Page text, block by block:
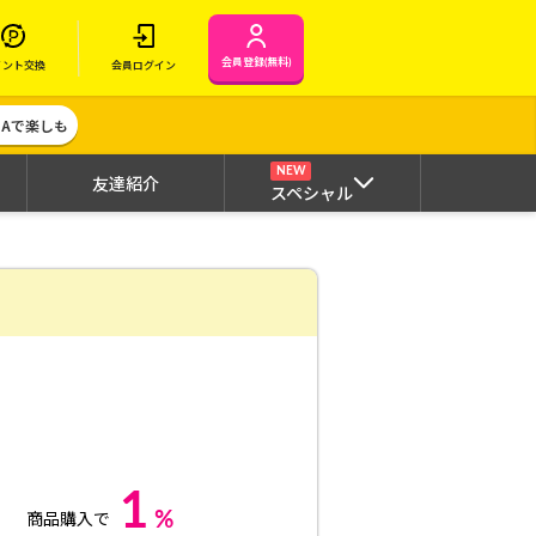
ント交換 会員ログイン 会員登録(無料)
で楽しも
友達紹介
NEW
スペシャル
商品購入で 1 %